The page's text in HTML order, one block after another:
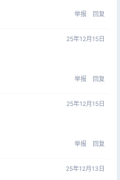
举报 回复
25年12月15日
举报 回复
25年12月15日
举报 回复
25年12月13日